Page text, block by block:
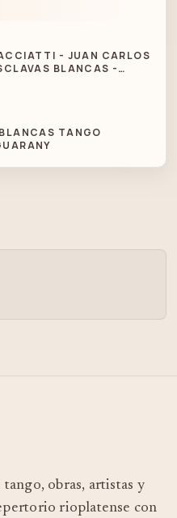
- JUAN CARLOS
TANGO
- SALGAN RIVERO
obras, artistas y
rioplatense con